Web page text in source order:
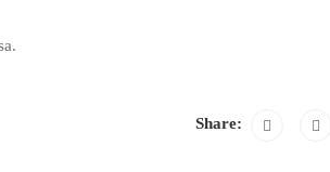
Share: